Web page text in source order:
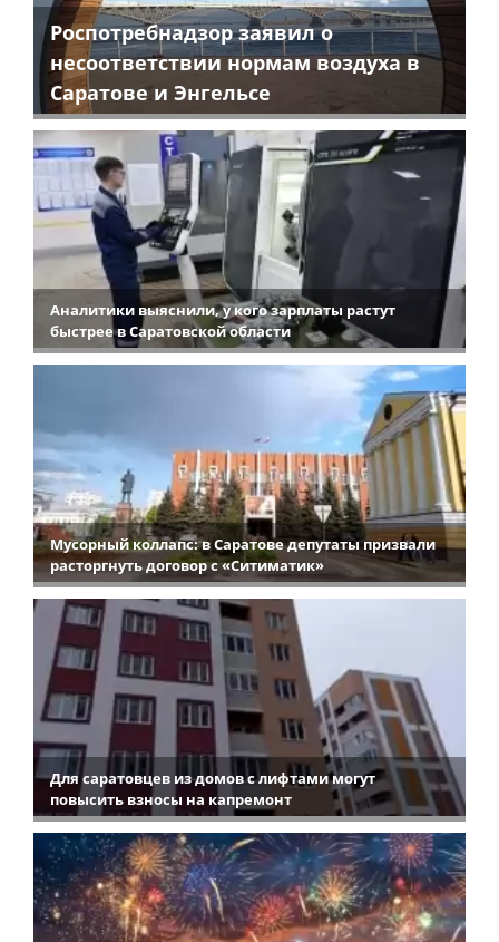
Роспотребнадзор заявил о
несоответствии нормам воздуха в
Саратове и Энгельсе
Аналитики выяснили, у кого зарплаты растут
быстрее в Саратовской области
Мусорный коллапс: в Саратове депутаты призвали
расторгнуть договор с «Ситиматик»
Для саратовцев из домов с лифтами могут
повысить взносы на капремонт